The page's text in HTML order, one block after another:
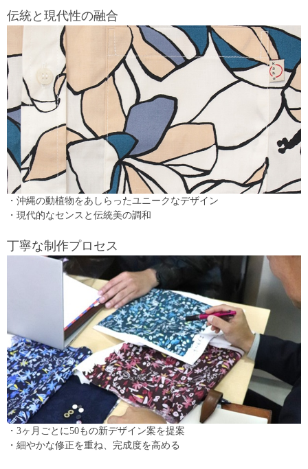
伝統と現代性の融合
・沖縄の動植物をあしらったユニークなデザイン
・現代的なセンスと伝統美の調和
丁寧な制作プロセス
・3ヶ月ごとに50もの新デザイン案を提案
・細やかな修正を重ね、完成度を高める